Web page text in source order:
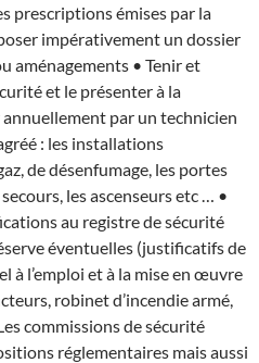
prescriptions émises par la
impérativement un dossier
aménagements • Tenir et
et le présenter à la
par un technicien
: les installations
de désenfumage, les portes
les ascenseurs etc … •
au registre de sécurité
éventuelles (justificatifs de
à l’emploi et à la mise en œuvre
robinet d’incendie armé,
commissions de sécurité
réglementaires mais aussi